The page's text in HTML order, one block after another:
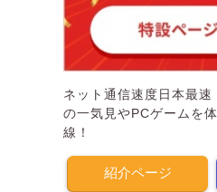
ネット通信速度日本最
の一気見やPCゲームを
線！
紹介ページ